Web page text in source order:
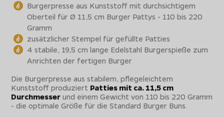
Burgerpresse aus Kunststoff mit durchsichtigem
Oberteil für Ø 11,5 cm Burger Pattys - 110 bis 220
Gramm
zusätzlicher Stempel für gefüllte Patties
4 stabile, 19,5 cm lange Edelstahl Burgerspieße zum
Anrichten der fertigen Burger
Die Burgerpresse aus stabilem, pflegeleichtem
Kunststoff produziert Patties mit ca. 11,5 cm
Durchmesser und einem Gewicht von 110 bis 220 Gramm
- die optimale Größe für die Standard Burger Buns.